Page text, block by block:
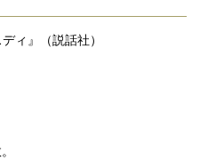
ィ』（説話社）